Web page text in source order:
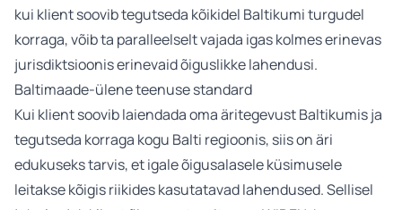
kui klient soovib tegutseda kõikidel Baltikumi turgudel
korraga, võib ta paralleelselt vajada igas kolmes erinevas
jurisdiktsioonis erinevaid õiguslikke lahendusi.
Baltimaade-ülene teenuse standard
Kui klient soovib laiendada oma äritegevust Baltikumis ja
tegutseda korraga kogu Balti regioonis, siis on äri
edukuseks tarvis, et igale õigusalasele küsimusele
leitakse kõigis riikides kasutatavad lahendused. Sellisel